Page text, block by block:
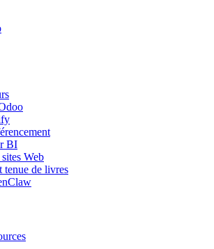
BI
Web
tenue de livres